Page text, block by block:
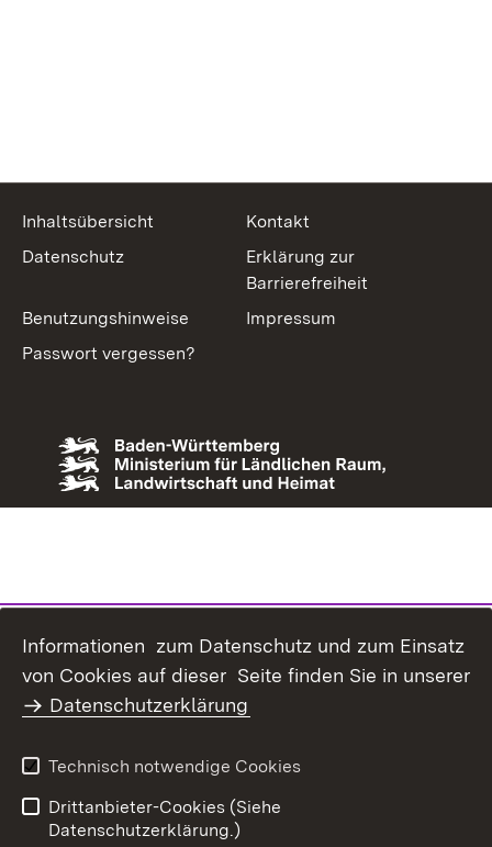
Inhaltsübersicht
Kontakt
Datenschutz
Erklärung zur
Barrierefreiheit
Benutzungshinweise
Impressum
Passwort vergessen?
Informationen zum Datenschutz und zum Einsatz
von Cookies auf dieser Seite finden Sie in unserer
Datenschutzerklärung
Technisch notwendige Cookies
Drittanbieter-Cookies (Siehe
Datenschutzerklärung.)